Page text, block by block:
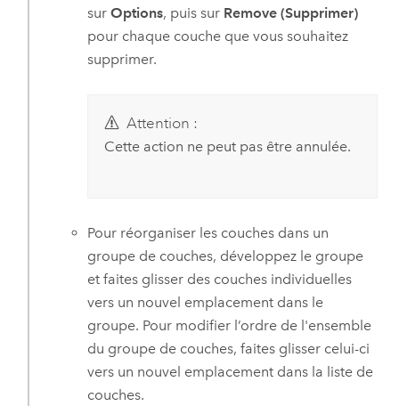
surOptions, puis sur Remove (Supprimer)
pour chaque couche que vous souhaitez
supprimer.
Attention :
Cette action ne peut pas être annulée.
Pour réorganiser les couches dans un
groupe de couches, développez le groupe
et faites glisser des couches individuelles
vers un nouvel emplacement dans le
groupe. Pour modifier l’ordre de l'ensemble
du groupe de couches, faites glisser celui-ci
vers un nouvel emplacement dans la liste de
couches.